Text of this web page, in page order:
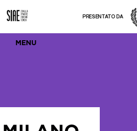
PRESENTATO DA
MENU